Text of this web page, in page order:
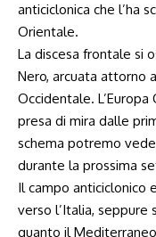
anticiclonica che l’ha
Orientale.
La discesa frontale si
Nero, arcuata attorno
Occidentale.
presa di mira dalle
schema potremo
durante la prossima
Il campo anticiclonico
verso l’Italia, seppure
quanto il